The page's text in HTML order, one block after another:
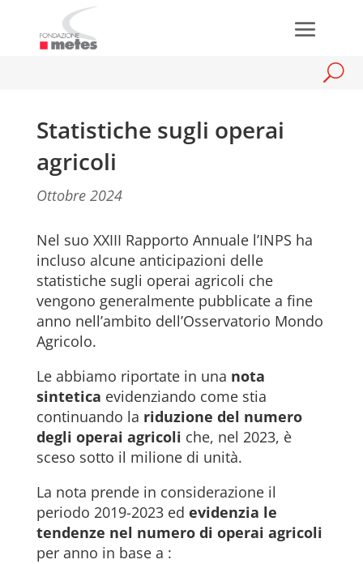
Statistiche sugli operai
agricoli
Ottobre 2024
Nel suo XXIII Rapporto Annuale l’INPS ha
incluso alcune anticipazioni delle
statistiche sugli operai agricoli che
vengono generalmente pubblicate a fine
anno nell’ambito dell’Osservatorio Mondo
Agricolo.
Le abbiamo riportate in una nota
sintetica evidenziando come stia
continuando la riduzione del numero
degli operai agricoli che, nel 2023, è
sceso sotto il milione di unità.
La nota prende in considerazione il
periodo 2019-2023 ed evidenzia le
tendenze nel numero di operai agricoli
per anno in base a :